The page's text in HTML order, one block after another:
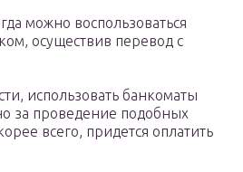
можно воспользоваться
осуществив перевод с
использовать банкоматы
за проведение подобных
всего, придется оплатить